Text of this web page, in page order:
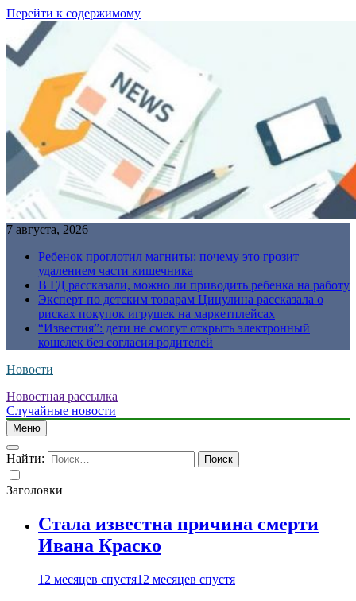
Перейти к содержимому
7 августа, 2026
Ребенок проглотил магниты: почему это грозит
удалением части кишечника
В ГД рассказали, можно ли приводить ребенка на работу
Эксперт по детским товарам Цицулина рассказала о
рисках покупок игрушек на маркетплейсах
“Известия”: дети не смогут открыть электронный
кошелек без согласия родителей
Новости
Новостная рассылка
Случайные новости
Меню
Найти:
Заголовки
Стала известна причина смерти
Ивана Краско
12 месяцев спустя12 месяцев спустя